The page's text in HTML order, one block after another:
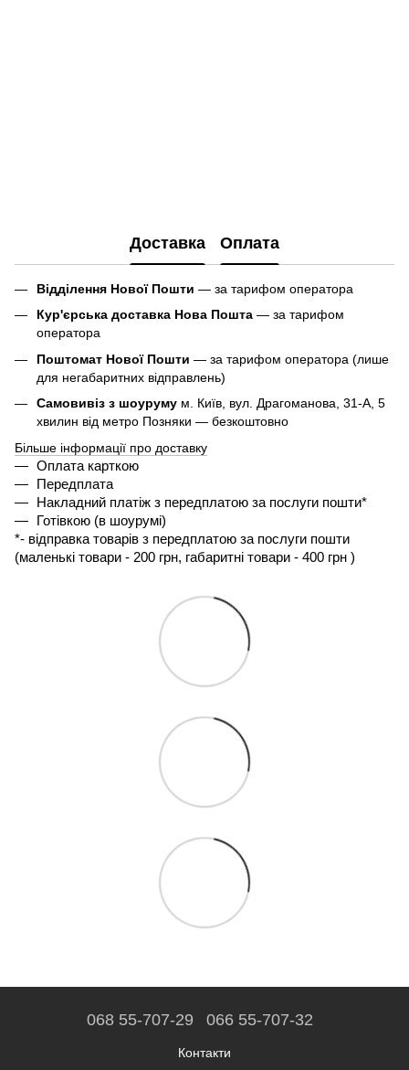
Доставка Оплата
Відділення Нової Пошти — за тарифом оператора
Кур'єрська доставка Нова Пошта — за тарифом
оператора
Поштомат Нової Пошти — за тарифом оператора (лише
для негабаритних відправлень)
Самовивіз з шоуруму м. Київ, вул. Драгоманова, 31-А, 5
хвилин від метро Позняки — безкоштовно
Більше інформації про доставку
Оплата карткою
Передплата
Накладний платіж з передплатою за послуги пошти*
Готівкою (в шоурумі)
*- відправка товарів з передплатою за послуги пошти
(маленькі товари - 200 грн, габаритні товари - 400 грн )
068 55-707-29 066 55-707-32
Контакти